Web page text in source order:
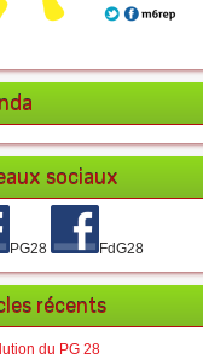
sociaux
PG28 FdG28
récents
du PG 28